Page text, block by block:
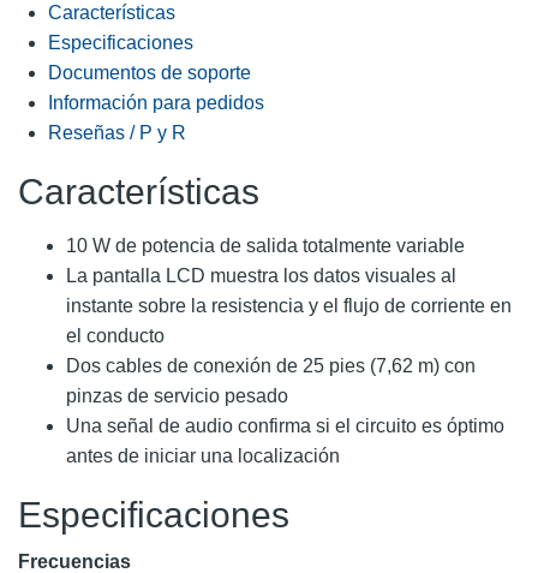
Características
Especificaciones
Documentos de soporte
Información para pedidos
Reseñas / P y R
Características
10 W de potencia de salida totalmente variable
La pantalla LCD muestra los datos visuales al
instante sobre la resistencia y el flujo de corriente en
el conducto
Dos cables de conexión de 25 pies (7,62 m) con
pinzas de servicio pesado
Una señal de audio confirma si el circuito es óptimo
antes de iniciar una localización
Especificaciones
Frecuencias